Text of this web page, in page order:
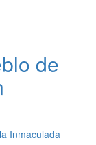
de
Inmaculada